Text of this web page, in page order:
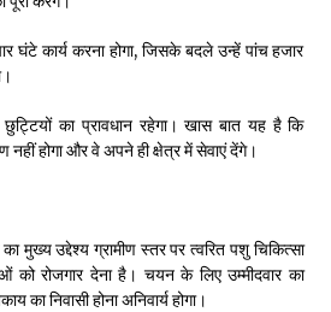
घंटे कार्य करना होगा, जिसके बदले उन्हें पांच हजार
का प्रावधान रहेगा। खास बात यह है कि
नहीं होगा और वे अपने ही क्षेत्र में सेवाएं देंगे।
मुख्य उद्देश्य ग्रामीण स्तर पर त्वरित पशु चिकित्सा
को रोजगार देना है। चयन के लिए उम्मीदवार का
का निवासी होना अनिवार्य होगा।